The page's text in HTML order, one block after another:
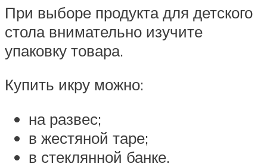
При выборе продукта для детского
стола внимательно изучите
упаковку товара.
Купить икру можно:
на развес;
в жестяной таре;
в стеклянной банке.